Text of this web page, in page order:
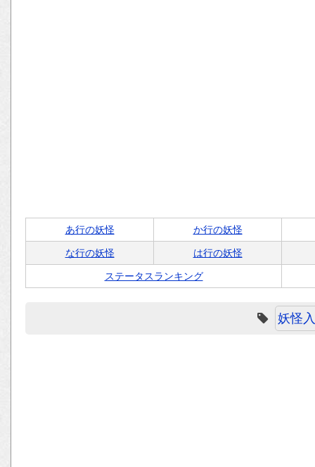
あ行の妖怪 か行の妖怪
な行の妖怪 は行の妖怪
ステータスランキング
妖怪